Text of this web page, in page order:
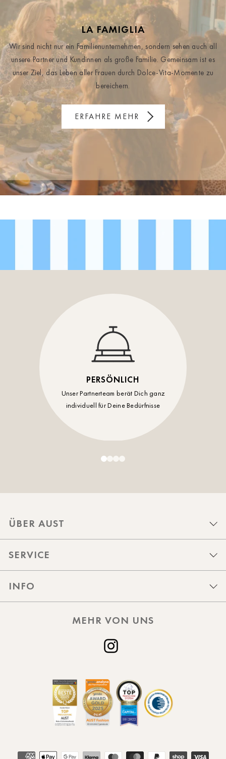
LA FAMIGLIA
Wir sind nicht nur ein Familienunternehmen, sondern sehen auch all
unsere Partner und Kundinnen als große Familie. Gemeinsam ist es
unser Ziel, das Leben aller Frauen durch Dolce-Vita-Momente zu
bereichern.
ERFAHRE MEHR
PERSÖNLICH
Unser Partnerteam berät Dich ganz
individuell für Deine Bedürfnisse
ÜBER AUST
SERVICE
INFO
MEHR VON UNS